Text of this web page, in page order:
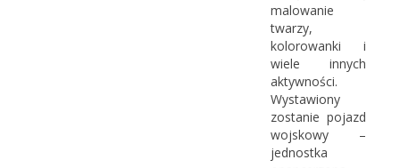
malowanie
twarzy,
kolorowanki i
wiele innych
aktywności.
Wystawiony
zostanie pojazd
wojskowy –
jednostka